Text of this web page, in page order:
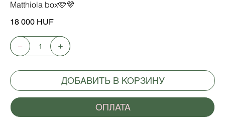
Matthiola box🩷💜
18 000 HUF
ДОБАВИТЬ В КОРЗИНУ
ОПЛАТА